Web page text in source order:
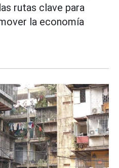
rutas clave para
la economía